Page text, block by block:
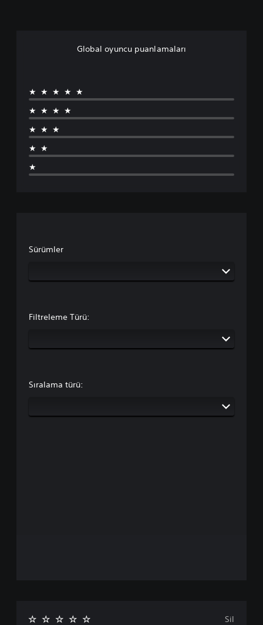
Global oyuncu puanlamaları
★★★★★
★★★★
★★★
★★
★
Sürümler
Filtreleme Türü:
Sıralama türü:
Sil